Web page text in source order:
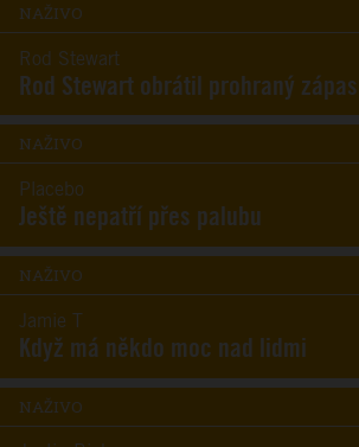
NAŽIVO
Rod Stewart
Rod Stewart obrátil prohraný zápas
NAŽIVO
Placebo
Ještě nepatří přes palubu
NAŽIVO
Jamie T
Když má někdo moc nad lidmi
NAŽIVO